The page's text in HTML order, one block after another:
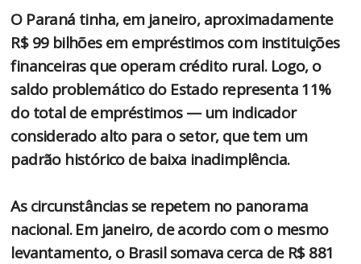
O Paraná tinha, em janeiro, aproximadamente
R$ 99 bilhões em empréstimos com instituições
financeiras que operam crédito rural. Logo, o
saldo problemático do Estado representa 11%
do total de empréstimos — um indicador
considerado alto para o setor, que tem um
padrão histórico de baixa inadimplência.
As circunstâncias se repetem no panorama
nacional. Em janeiro, de acordo com o mesmo
levantamento, o Brasil somava cerca de R$ 881